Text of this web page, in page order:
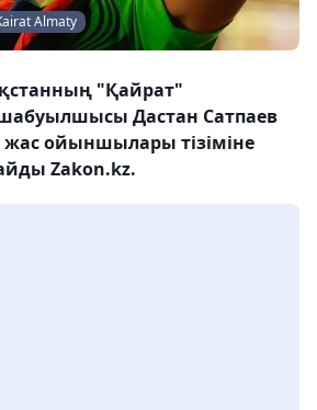
Almaty
"Қайрат"
Дастан Сатпаев
жас ойыншылары тізіміне
Zakon.kz.